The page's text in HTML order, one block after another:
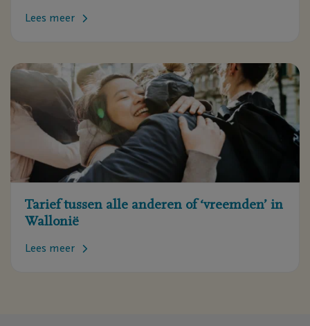
Lees meer
Tarief tussen alle anderen of ‘vreemden’ in
Wallonië
Lees meer